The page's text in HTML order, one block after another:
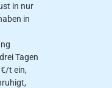
in nur
in
Tagen
t ein,